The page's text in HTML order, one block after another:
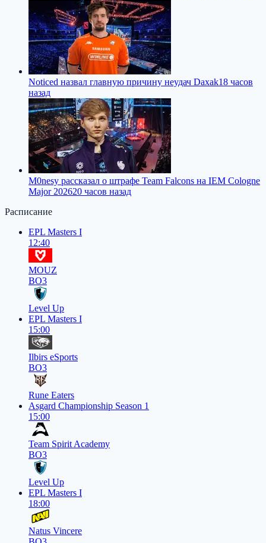
Noticed назвал главную причину неудач Daxak18 часов
назад
M0nesy рассказал о штрафе Team Falcons на IEM Cologne
Major 202620 часов назад
Расписание
EPL Masters I
12:40
MOUZ
BO3
Level Up
EPL Masters I
15:00
Ilbirs eSports
BO3
Rune Eaters
Asgard Championship Season 1
15:00
Team Spirit Academy
BO3
Level Up
EPL Masters I
18:00
Natus Vincere